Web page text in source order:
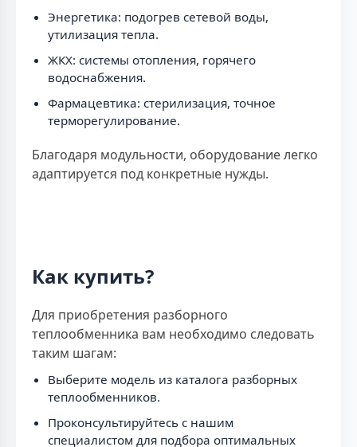
Энергетика: подогрев сетевой воды,
утилизация тепла.
ЖКХ: системы отопления, горячего
водоснабжения.
Фармацевтика: стерилизация, точное
терморегулирование.
Благодаря модульности, оборудование легко
адаптируется под конкретные нужды.
Как купить?
Для приобретения разборного
теплообменника вам необходимо следовать
таким шагам:
Выберите модель из каталога разборных
теплообменников.
Проконсультируйтесь с нашим
специалистом для подбора оптимальных